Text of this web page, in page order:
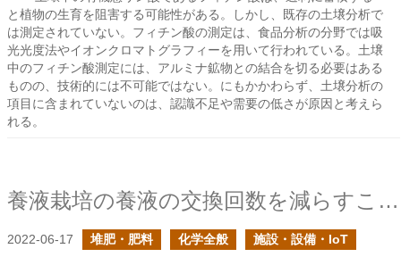
と植物の生育を阻害する可能性がある。しかし、既存の土壌分析で
は測定されていない。フィチン酸の測定は、食品分析の分野では吸
光光度法やイオンクロマトグラフィーを用いて行われている。土壌
中のフィチン酸測定には、アルミナ鉱物との結合を切る必要はある
ものの、技術的には不可能ではない。にもかかわらず、土壌分析の
項目に含まれていないのは、認識不足や需要の低さが原因と考えら
れる。
養液栽培の養液の交換回数を減らすことは可能か？の続き
2022-06-17 堆肥・肥料 化学全般 施設・設備・IoT